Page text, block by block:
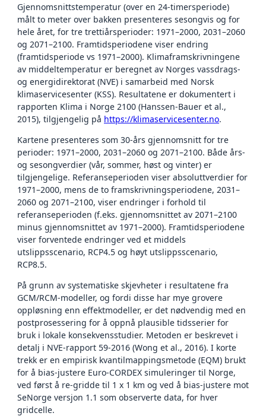
Gjennomsnittstemperatur (over en 24-timersperiode)
målt to meter over bakken presenteres sesongvis og for
hele året, for tre trettiårsperioder: 1971–2000, 2031–2060
og 2071–2100. Framtidsperiodene viser endring
(framtidsperiode vs 1971–2000). Klimaframskrivningene
av middeltemperatur er beregnet av Norges vassdrags-
og energidirektorat (NVE) i samarbeid med Norsk
klimaservicesenter (KSS). Resultatene er dokumentert i
rapporten Klima i Norge 2100 (Hanssen-Bauer et al.,
2015), tilgjengelig på https://klimaservicesenter.no.
Kartene presenteres som 30-års gjennomsnitt for tre
perioder: 1971–2000, 2031–2060 og 2071–2100. Både års-
og sesongverdier (vår, sommer, høst og vinter) er
tilgjengelige. Referanseperioden viser absoluttverdier for
1971–2000, mens de to framskrivningsperiodene, 2031–
2060 og 2071–2100, viser endringer i forhold til
referanseperioden (f.eks. gjennomsnittet av 2071–2100
minus gjennomsnittet av 1971–2000). Framtidsperiodene
viser forventede endringer ved et middels
utslippsscenario, RCP4.5 og høyt utslippsscenario,
RCP8.5.
På grunn av systematiske skjevheter i resultatene fra
GCM/RCM-modeller, og fordi disse har mye grovere
oppløsning enn effektmodeller, er det nødvendig med en
postprosessering for å oppnå plausible tidsserier for
bruk i lokale konsekvensstudier. Metoden er beskrevet i
detalj i NVE-rapport 59-2016 (Wong et al., 2016). I korte
trekk er en empirisk kvantilmappingsmetode (EQM) brukt
for å bias-justere Euro-CORDEX simuleringer til Norge,
ved først å re-gridde til 1 x 1 km og ved å bias-justere mot
SeNorge versjon 1.1 som observerte data, for hver
gridcelle.